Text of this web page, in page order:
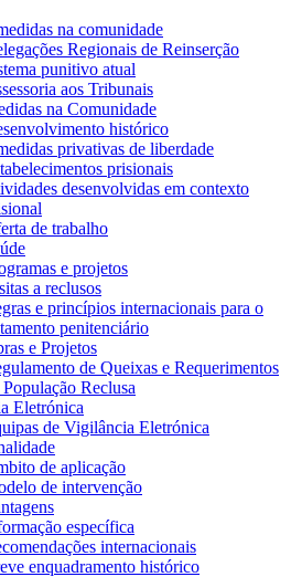
na comunidade
Regionais de Reinserção
punitivo atual
aos Tribunais
na Comunidade
histórico
privativas de liberdade
prisionais
desenvolvidas em contexto
de trabalho
e projetos
a reclusos
e princípios internacionais para o
penitenciário
e Projetos
de Queixas e Requerimentos
População Reclusa
Eletrónica
de Vigilância Eletrónica
de aplicação
de intervenção
específica
internacionais
enquadramento histórico